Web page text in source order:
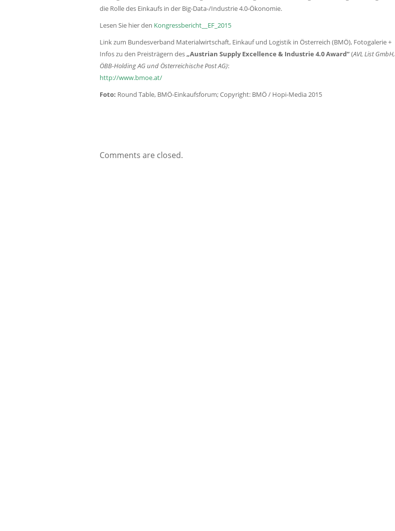
die Rolle des Einkaufs in der Big-Data-/Industrie 4.0-Ökonomie.
Lesen Sie hier den Kongressbericht__EF_2015
Link zum Bundesverband Materialwirtschaft, Einkauf und Logistik in Österreich (BMÖ), Fotogalerie +
Infos zu den Preisträgern des„Austrian Supply Excellence & Industrie 4.0 Award“(AVL List GmbH,
ÖBB-Holding AG und Österreichische Post AG):
http://www.bmoe.at/
Foto: Round Table, BMÖ-Einkaufsforum; Copyright: BMÖ / Hopi-Media 2015
Comments are closed.